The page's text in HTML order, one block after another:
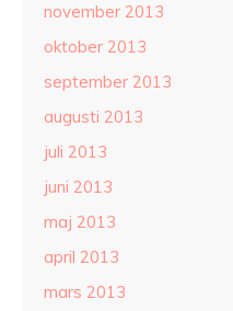
november 2013
oktober 2013
september 2013
augusti 2013
juli 2013
juni 2013
maj 2013
april 2013
mars 2013